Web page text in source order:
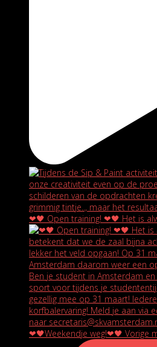
❤🖤 Open training! ❤🖤 Het is
❤🖤Weekendje weg!❤🖤 Vorige